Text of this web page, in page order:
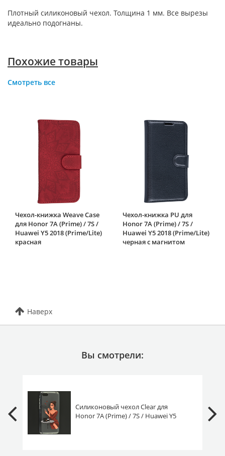
Плотный силиконовый чехол. Толщина 1 мм. Все вырезы
идеально подогнаны.
Похожие товары
Смотреть все
Чехол-книжка Weave Case
для Honor 7A (Prime) / 7S /
Huawei Y5 2018 (Prime/Lite)
красная
Чехол-книжка PU для
Honor 7A (Prime) / 7S /
Huawei Y5 2018 (Prime/Lite)
черная с магнитом
Наверх
Вы смотрели:
Силиконовый чехол Clear для
Honor 7A (Prime) / 7S / Huawei Y5